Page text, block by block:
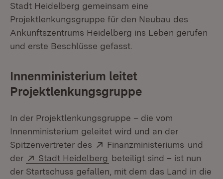
Stadt Heidelberg gemeinsam eine
Projektlenkungsgruppe für den Neubau des
Ankunftszentrums Heidelberg ins Leben gerufen
und erste Beschlüsse gefasst.
Innenministerium leitet
Projektlenkungsgruppe
In der Projektlenkungsgruppe – die vom
Innenministerium geleitet wird und an der
Spitzenvertreter des
Extern:
Finanzministeriums (Öffnet
und
der
Extern:
Stadt Heidelberg (Öffnet in neuem Fenster)
beteiligt sind – ist nun
der Startschuss gefallen, mit dem das Land in die